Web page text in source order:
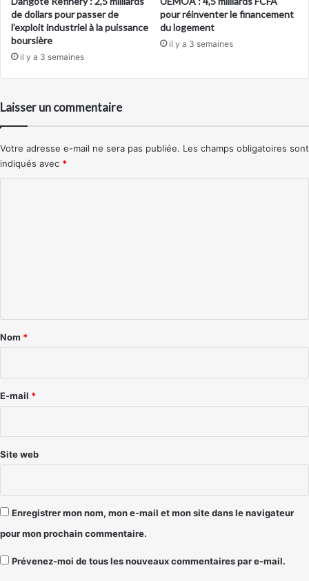
de dollars pour passer de
l’exploit industriel à la puissance
boursière
il y a 3 semaines
pour réinventer le financement
du logement
il y a 3 semaines
Laisser un commentaire
Votre adresse e-mail ne sera pas publiée. Les champs obligatoires sont
indiqués avec *
a
e
Nom *
E-mail *
Site web
Enregistrer mon nom, mon e-mail et mon site dans le navigateur
pour mon prochain commentaire.
Prévenez-moi de tous les nouveaux commentaires par e-mail.